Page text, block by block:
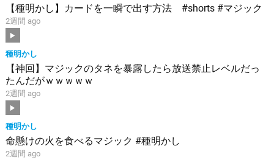
【種明かし】カードを一瞬で出す方法 #shorts #マジック
2週間 ago
種明かし
【神回】マジックのタネを暴露したら放送禁止レベルだっ
たんだがｗｗｗｗｗ
2週間 ago
種明かし
命懸けの火を食べるマジック #種明かし
2週間 ago